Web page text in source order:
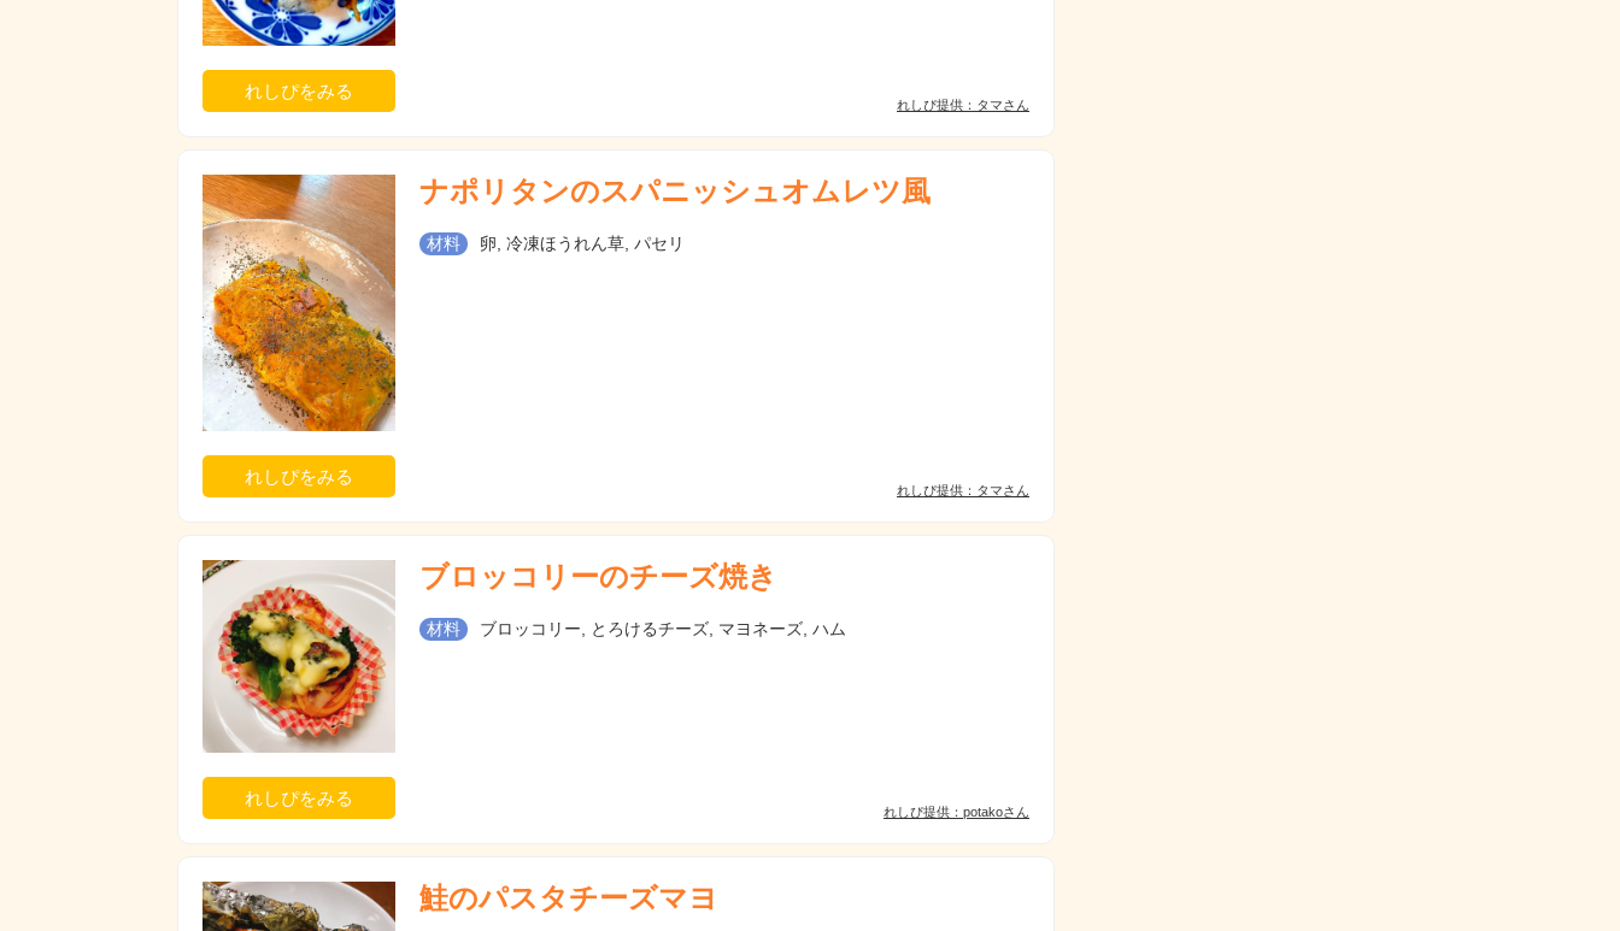
れしぴをみる
れしぴ提供：タマさん
れしぴをみる
ナポリタンのスパニッシュオムレツ風
材料 卵, 冷凍ほうれん草, パセリ
れしぴ提供：タマさん
れしぴをみる
ブロッコリーのチーズ焼き
材料 ブロッコリー, とろけるチーズ, マヨネーズ, ハム
れしぴ提供：potakoさん
鮭のパスタチーズマヨ